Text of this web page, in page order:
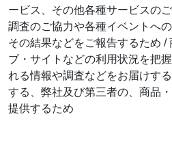
ービス、その他各種サービスの
調査のご協力や各種イベントへ
その結果などをご報告するため /
ブ・サイトなどの利用状況を把
れる情報や調査などをお届けす
する、弊社及び第三者の、商品
提供するため